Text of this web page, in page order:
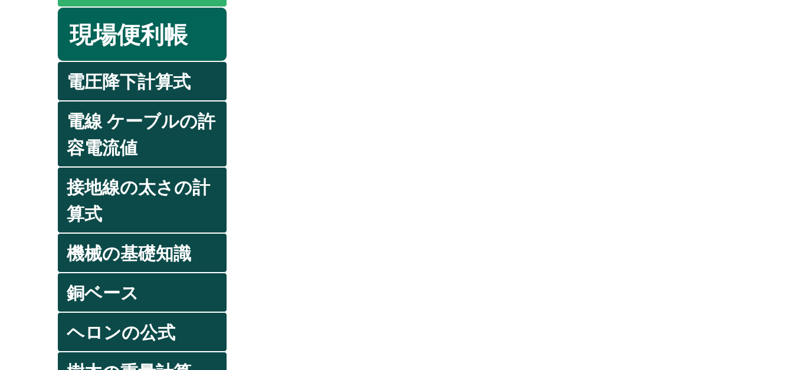
現場便利帳
電圧降下計算式
電線 ケーブルの許
容電流値
接地線の太さの計
算式
機械の基礎知識
銅ベース
ヘロンの公式